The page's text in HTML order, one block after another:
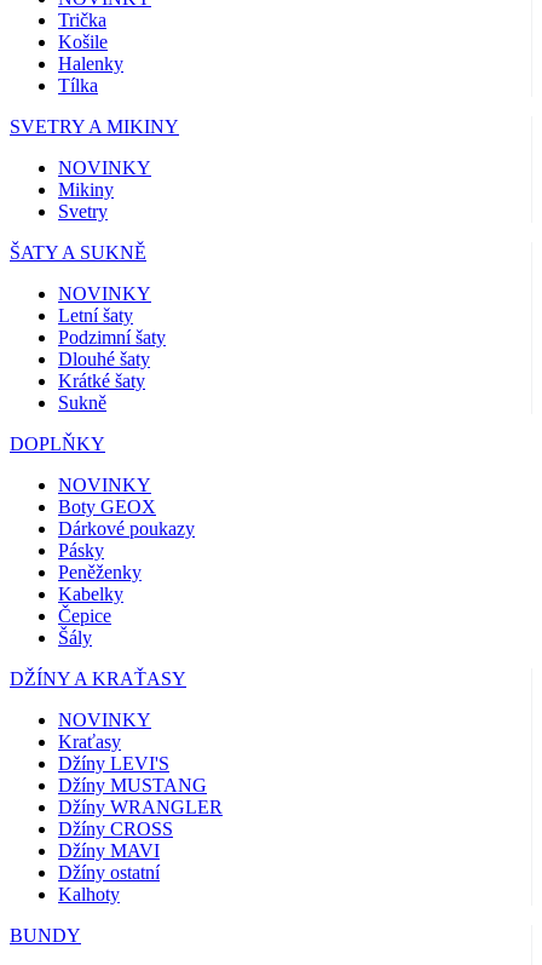
Trička
Košile
Halenky
Tílka
SVETRY A MIKINY
NOVINKY
Mikiny
Svetry
ŠATY A SUKNĚ
NOVINKY
Letní šaty
Podzimní šaty
Dlouhé šaty
Krátké šaty
Sukně
DOPLŇKY
NOVINKY
Boty GEOX
Dárkové poukazy
Pásky
Peněženky
Kabelky
Čepice
Šály
DŽÍNY A KRAŤASY
NOVINKY
Kraťasy
Džíny LEVI'S
Džíny MUSTANG
Džíny WRANGLER
Džíny CROSS
Džíny MAVI
Džíny ostatní
Kalhoty
BUNDY